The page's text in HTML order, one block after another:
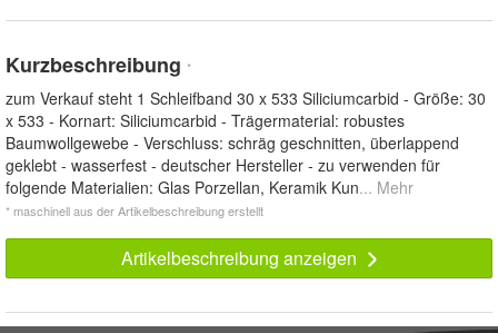
Kurzbeschreibung *
zum Verkauf steht 1 Schleifband 30 x 533 Siliciumcarbid - Größe: 30
x 533 - Kornart: Siliciumcarbid - Trägermaterial: robustes
Baumwollgewebe - Verschluss: schräg geschnitten, überlappend
geklebt - wasserfest - deutscher Hersteller - zu verwenden für
folgende Materialien: Glas Porzellan, Keramik Kun... Mehr
* maschinell aus der Artikelbeschreibung erstellt
Artikelbeschreibung anzeigen